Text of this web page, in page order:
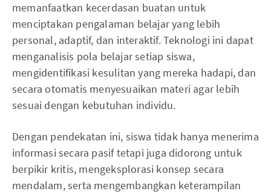
memanfaatkan kecerdasan buatan untuk
menciptakan pengalaman belajar yang lebih
personal, adaptif, dan interaktif. Teknologi ini dapat
menganalisis pola belajar setiap siswa,
mengidentifikasi kesulitan yang mereka hadapi, dan
secara otomatis menyesuaikan materi agar lebih
sesuai dengan kebutuhan individu.
Dengan pendekatan ini, siswa tidak hanya menerima
informasi secara pasif tetapi juga didorong untuk
berpikir kritis, mengeksplorasi konsep secara
mendalam, serta mengembangkan keterampilan